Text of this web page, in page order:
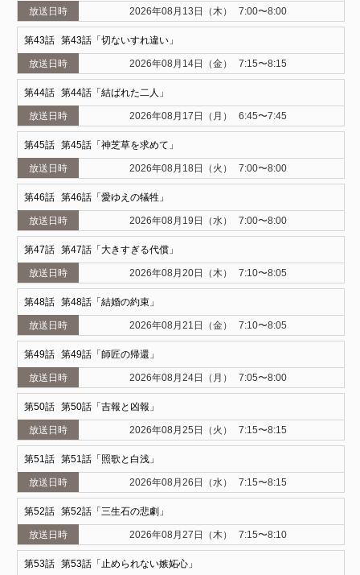
2026年08月13日（木） 7:00〜8:00
43 第43話「切ないすれ違い」
2026年08月14日（金） 7:15〜8:15
44 第44話「結ばれた二人」
2026年08月17日（月） 6:45〜7:45
45 第45話「神芝草を求めて」
2026年08月18日（火） 7:00〜8:00
46 第46話「愛ゆえの犠牲」
2026年08月19日（水） 7:00〜8:00
47 第47話「大きすぎる代償」
2026年08月20日（木） 7:10〜8:05
48 第48話「結婚の約束」
2026年08月21日（金） 7:10〜8:05
49 第49話「師匠の帰還」
2026年08月24日（月） 7:05〜8:00
50 第50話「吉報と凶報」
2026年08月25日（火） 7:15〜8:15
51 第51話「照歌と白浅」
2026年08月26日（水） 7:15〜8:15
52 第52話「三生石の悲劇」
2026年08月27日（木） 7:15〜8:10
53 第53話「止められない嫉妬心」